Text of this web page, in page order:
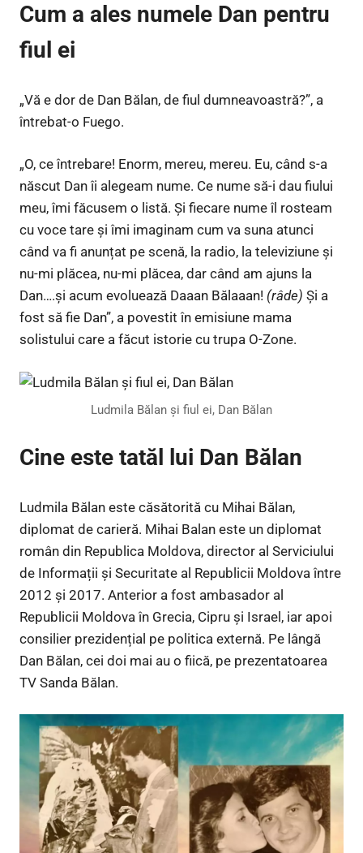
Cum a ales numele Dan pentru
fiul ei
„Vă e dor de Dan Bălan, de fiul dumneavoastră?”, a
întrebat-o Fuego.
„O, ce întrebare! Enorm, mereu, mereu. Eu, când s-a
născut Dan îi alegeam nume. Ce nume să-i dau fiului
meu, îmi făcusem o listă. Și fiecare nume îl rosteam
cu voce tare și îmi imaginam cum va suna atunci
când va fi anunțat pe scenă, la radio, la televiziune și
nu-mi plăcea, nu-mi plăcea, dar când am ajuns la
Dan….și acum evoluează Daaan Bălaaan! (râde) Și a
fost să fie Dan”, a povestit în emisiune mama
solistului care a făcut istorie cu trupa O-Zone.
Ludmila Bălan și fiul ei, Dan Bălan
Cine este tatăl lui Dan Bălan
Ludmila Bălan este căsătorită cu Mihai Bălan,
diplomat de carieră. Mihai Balan este un diplomat
român din Republica Moldova, director al Serviciului
de Informații și Securitate al Republicii Moldova între
2012 și 2017. Anterior a fost ambasador al
Republicii Moldova în Grecia, Cipru și Israel, iar apoi
consilier prezidențial pe politica externă. Pe lângă
Dan Bălan, cei doi mai au o fiică, pe prezentatoarea
TV Sanda Bălan.